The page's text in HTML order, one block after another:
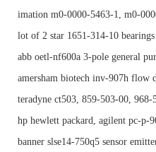
imation m0-0000-5463-1, m0-
lot of 2 star 1651-314-10
abb oetl-nf600a 3-pole general
amersham biotech inv-907h flow
teradyne ct503, 859-503-00,
hp hewlett packard, agilent pc-p-
banner slse14-750q5 sensor